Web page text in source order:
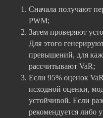
Сначала получают
PWM;
Затем проверяют
Для этого
превышений, для
рассчитывают VaR;
Если 95% оценок
исходной оценки,
устойчивой. Если
рекомендуется либо